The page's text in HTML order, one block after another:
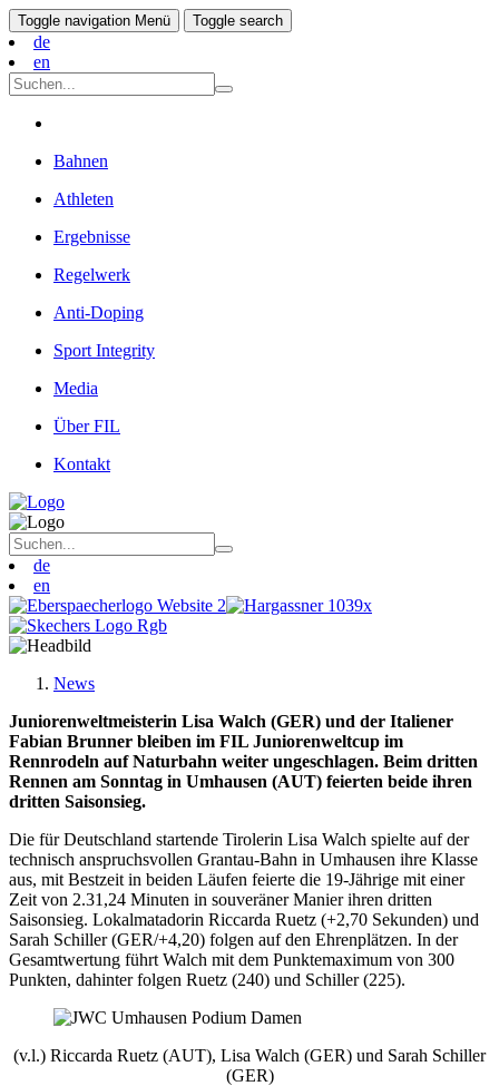
Toggle navigation Menü Toggle search
de
en
Bahnen
Athleten
Ergebnisse
Regelwerk
Anti-Doping
Sport Integrity
Media
Über FIL
Kontakt
de
en
News
Juniorenweltmeisterin Lisa Walch (GER) und der Italiener
Fabian Brunner bleiben im FIL Juniorenweltcup im
Rennrodeln auf Naturbahn weiter ungeschlagen. Beim dritten
Rennen am Sonntag in Umhausen (AUT) feierten beide ihren
dritten Saisonsieg.
Die für Deutschland startende Tirolerin Lisa Walch spielte auf der
technisch anspruchsvollen Grantau-Bahn in Umhausen ihre Klasse
aus, mit Bestzeit in beiden Läufen feierte die 19-Jährige mit einer
Zeit von 2.31,24 Minuten in souveräner Manier ihren dritten
Saisonsieg. Lokalmatadorin Riccarda Ruetz (+2,70 Sekunden) und
Sarah Schiller (GER/+4,20) folgen auf den Ehrenplätzen. In der
Gesamtwertung führt Walch mit dem Punktemaximum von 300
Punkten, dahinter folgen Ruetz (240) und Schiller (225).
(v.l.) Riccarda Ruetz (AUT), Lisa Walch (GER) und Sarah Schiller
(GER)